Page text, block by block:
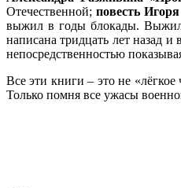
Отечественной;повесть
выжил в годы блокады.
написана тридцать лет назад
непосредственностью
Все эти книги – это не
Только помня все ужасы